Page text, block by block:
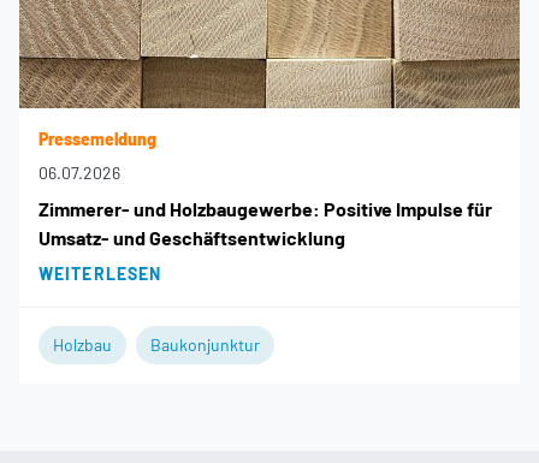
Pressemeldung
06.07.2026
Zimmerer- und Holzbaugewerbe: Positive Impulse für
Umsatz- und Geschäftsentwicklung
WEITERLESEN
Holzbau Baukonjunktur